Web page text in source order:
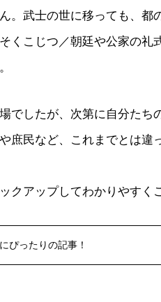
。武士の世に移っても、都
くこじつ／朝廷や公家の礼
でしたが、次第に自分たち
庶民など、これまでとは違
クアップしてわかりやすく
ぴったりの記事！